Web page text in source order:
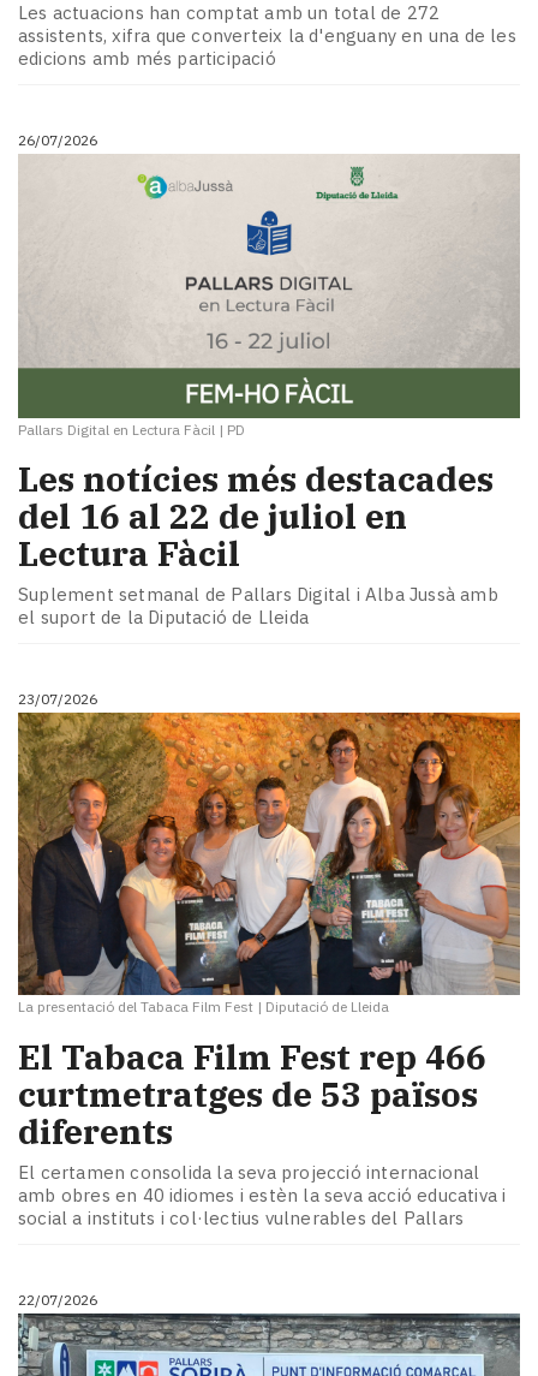
Les actuacions han comptat amb un total de 272
assistents, xifra que converteix la d'enguany en una de les
edicions amb més participació
26/07/2026
Pallars Digital en Lectura Fàcil | PD
Les notícies més destacades
del 16 al 22 de juliol en
Lectura Fàcil
Suplement setmanal de Pallars Digital i Alba Jussà amb
el suport de la Diputació de Lleida
23/07/2026
La presentació del Tabaca Film Fest | Diputació de Lleida
El Tabaca Film Fest rep 466
curtmetratges de 53 països
diferents
El certamen consolida la seva projecció internacional
amb obres en 40 idiomes i estèn la seva acció educativa i
social a instituts i col·lectius vulnerables del Pallars
22/07/2026